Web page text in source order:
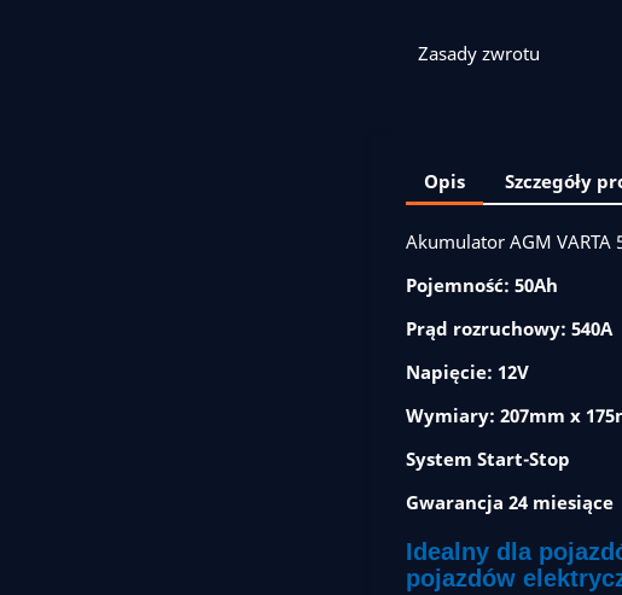
Zasady zwrotu
Opis Szczegóły
Akumulator AGM VARTA
Pojemność: 50Ah
Prąd rozruchowy: 540A
Napięcie: 12V
Wymiary: 207mm x
System Start-Stop
Gwarancja 24 miesiące
Idealny dla
pojazdów